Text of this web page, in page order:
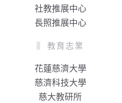
社教推展中心
長照推展中心
教育志業
花蓮慈濟大學
慈濟科技大學
慈大教研所